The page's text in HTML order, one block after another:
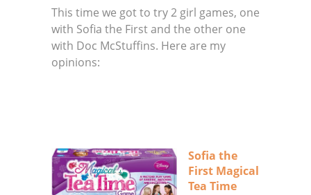
This time we got to try 2 girl games, one
with Sofia the First and the other one
with Doc McStuffins. Here are my
opinions:
Sofia the
First Magical
Tea Time